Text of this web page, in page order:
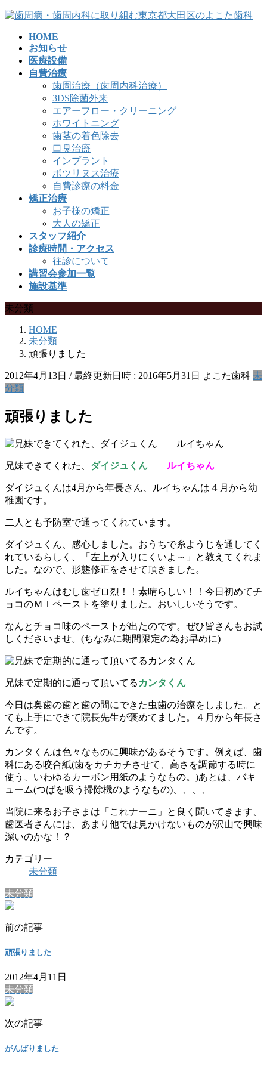
コ
ナ
HOME
お知らせ
医療設備
自費治療
歯周治療（歯周内科治療）
3DS除菌外来
エアーフロー・クリーニング
ホワイトニング
歯茎の着色除去
口臭治療
インプラント
ボツリヌス治療
自費診療の料金
矯正治療
お子様の矯正
大人の矯正
スタッフ紹介
診療時間・アクセス
往診について
講習会参加一覧
施設基準
未分類
HOME
未分類
頑張りました
2012年4月13日 / 最終更新日時 : 2016年5月31日 よこた歯科 未
分類
頑張りました
兄妹できてくれた、 ダイジュくん ルイちゃん
ダイジュくんは4月から年長さん、ルイちゃんは４月から幼
稚園です。
二人とも予防室で通ってくれています。
ダイジュくん、感心しました。おうちで糸ようじを通してく
れているらしく、「左上が入りにくいよ～」と教えてくれま
した。なので、形態修正をさせて頂きました。
ルイちゃんはむし歯ゼロ烈！！素晴らしい！！今日初めてチ
ョコのＭＩペーストを塗りました。おいしいそうです。
なんとチョコ味のペーストが出たのです。ぜひ皆さんもお試
しくださいませ。(ちなみに期間限定の為お早めに)
兄妹で定期的に通って頂いてる カンタくん
今日は奥歯の歯と歯の間にできた虫歯の治療をしました。と
ても上手にできて院長先生が褒めてました。４月から年長さ
んです。
カンタくんは色々なものに興味があるそうです。例えば、歯
科にある咬合紙(歯をカチカチさせて、高さを調節する時に
使う、いわゆるカーボン用紙のようなもの。)あとは、バキ
ューム(つばを吸う掃除機のようなもの)、、、、
当院に来るお子さまは「これナーニ」と良く聞いてきます、
歯医者さんには、あまり他では見かけないものが沢山で興味
深いのかな！？
カテゴリー
未分類
未分類
前の記事
頑張りました
2012年4月11日
未分類
次の記事
がんばりました